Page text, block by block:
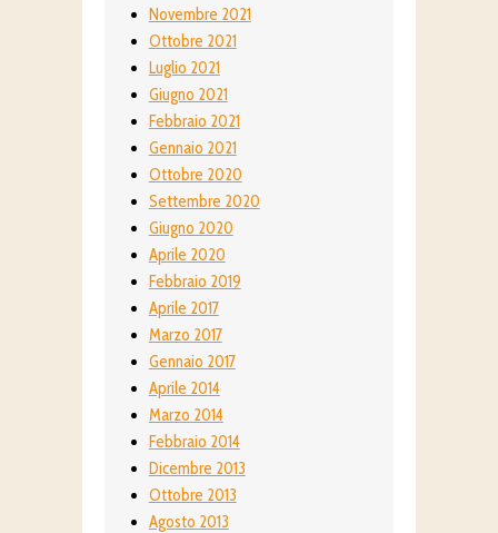
Novembre 2021
Ottobre 2021
Luglio 2021
Giugno 2021
Febbraio 2021
Gennaio 2021
Ottobre 2020
Settembre 2020
Giugno 2020
Aprile 2020
Febbraio 2019
Aprile 2017
Marzo 2017
Gennaio 2017
Aprile 2014
Marzo 2014
Febbraio 2014
Dicembre 2013
Ottobre 2013
Agosto 2013